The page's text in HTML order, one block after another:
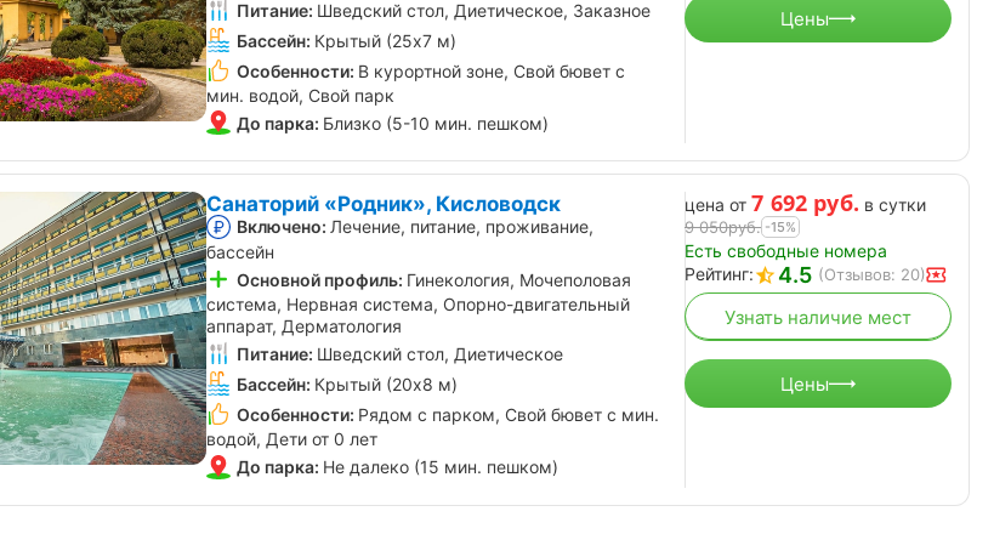
Питание: Шведский стол, Диетическое, Заказное
Бассейн: Крытый (25х7 м)
Особенности: В курортной зоне, Свой бювет с
мин. водой, Свой парк
До парка: Близко (5-10 мин. пешком)
Цены
Санаторий «Родник», Кисловодск
Включено: Лечение, питание, проживание,
бассейн
Основной профиль: Гинекология, Мочеполовая
система, Нервная система, Опорно-двигательный
аппарат, Дерматология
Питание: Шведский стол, Диетическое
Бассейн: Крытый (20х8 м)
Особенности: Рядом с парком, Свой бювет с мин.
водой, Дети от 0 лет
До парка: Не далеко (15 мин. пешком)
цена от 7 692 руб. в сутки
9 050руб. -15%
Есть свободные номера
Рейтинг:
4.5 (Отзывов: 20)
Узнать наличие мест
Цены